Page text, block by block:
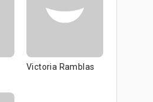
Victoria Ramblas